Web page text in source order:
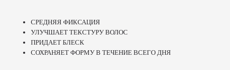
СРЕДНЯЯ ФИКСАЦИЯ
УЛУЧШАЕТ ТЕКСТУРУ ВОЛОС
ПРИДАЕТ БЛЕСК
СОХРАНЯЕТ ФОРМУ В ТЕЧЕНИЕ ВСЕГО ДНЯ